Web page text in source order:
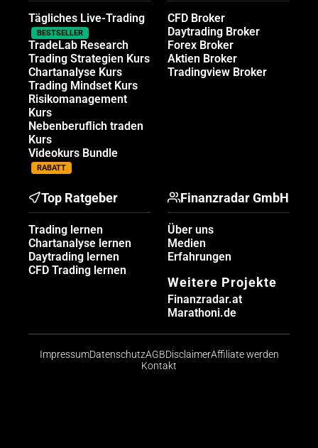
Tägliches Live-Trading
BESTSELLER
TradeLab Research
Trading Strategien Kurs
Chartanalyse Kurs
Trading Mindset Kurs
Risikomanagement
Kurs
Nebenberuflich traden
Kurs
Videokurs Bundle
RABATT
CFD Broker
Daytrading Broker
Forex Broker
Aktien Broker
Tradingview Broker
Top Ratgeber
Trading lernen
Chartanalyse lernen
Daytrading lernen
CFD Trading lernen
Finanzradar GmbH
Über uns
Medien
Erfahrungen
Weitere Projekte
Finanzradar.at
Marathoni.de
ImpressumDatenschutzAGBDisclaimerAffiliate werden
Kontakt